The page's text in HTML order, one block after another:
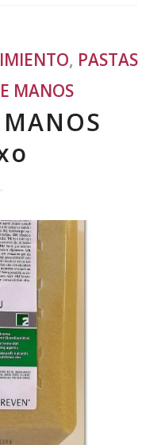
, PASTAS
MANOS